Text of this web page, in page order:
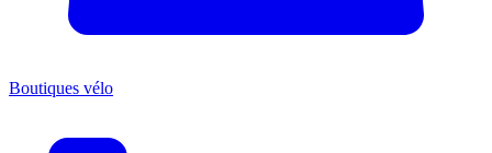
Boutiques vélo